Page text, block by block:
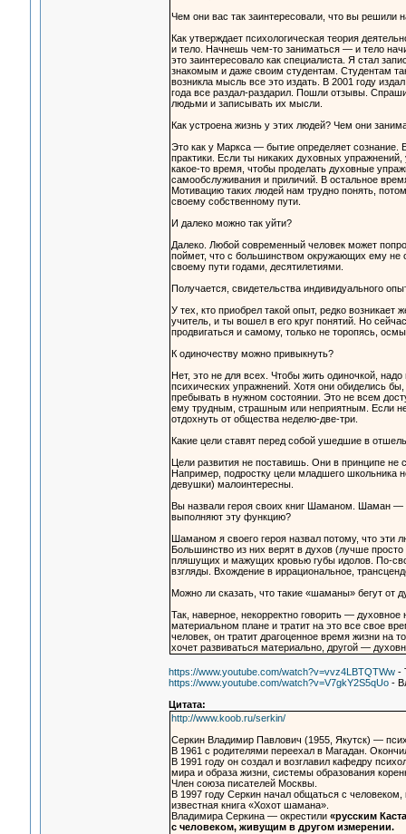
Чем они вас так заинтересовали, что вы решили
Как утверждает психологическая теория
и тело. Начнешь чем-то заниматься — и тело
это заинтересовало как специалиста. Я стал
знакомым и даже своим студентам. Студентам
возникла мысль все это издать. В 2001 году
года все раздал-раздарил. Пошли отзывы.
людьми и записывать их мысли.
Как устроена жизнь у этих людей? Чем они
Это как у Маркса — бытие определяет сознание.
практики. Если ты никаких духовных
какое-то время, чтобы проделать духовные
самообслуживания и приличий. В остальное
Мотивацию таких людей нам трудно понять,
своему собственному пути.
И далеко можно так уйти?
Далеко. Любой современный человек может
поймет, что с большинством окружающих ему не
своему пути годами, десятилетиями.
Получается, свидетельства индивидуального
У тех, кто приобрел такой опыт, редко
учитель, и ты вошел в его круг понятий. Но
продвигаться и самому, только не торопясь,
К одиночеству можно привыкнуть?
Нет, это не для всех. Чтобы жить одиночкой,
психических упражнений. Хотя они обиделись
пребывать в нужном состоянии. Это не всем
ему трудным, страшным или неприятным. Если
отдохнуть от общества неделю-две-три.
Какие цели ставят перед собой ушедшие в
Цели развития не поставишь. Они в принципе
Например, подростку цели младшего
девушки) малоинтересны.
Вы назвали героя своих книг Шаманом. Шаман
выполняют эту функцию?
Шаманом я своего героя назвал потому, что эти
Большинство из них верят в духов (лучше
пляшущих и мажущих кровью губы идолов. По-
взгляды. Вхождение в иррациональное,
Можно ли сказать, что такие «шаманы» бегут от
Так, наверное, некорректно говорить —
материальном плане и тратит на это все свое
человек, он тратит драгоценное время жизни на
хочет развиваться материально, другой —
https://www.youtube.com/watch?v=vvz4LBTQTWw-
https://www.youtube.com/watch?v=V7gkY2S5qUo-
Цитата:
http://www.koob.ru/serkin/
Серкин Владимир Павлович (1955, Якутск) —
В 1961 с родителями переехал в Магадан.
В 1991 году он создал и возглавил кафедру
мира и образа жизни, системы образования
Член союза писателей Москвы.
В 1997 году Серкин начал общаться с
известная книга «Хохот шамана».
Владимира Серкина — окрестили «русским
с человеком, живущим в другом измерении.